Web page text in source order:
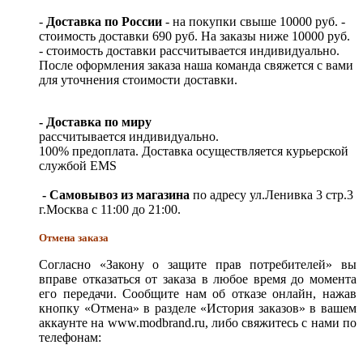
- Доставка по России - на покупки свыше 10000 руб. -
стоимость доставки 690 руб. На заказы ниже 10000 руб.
- стоимость доставки рассчитывается индивидуально.
После оформления заказа наша команда свяжется с вами
для уточнения стоимости доставки.
- Доставка по миру
рассчитывается индивидуально.
100% предоплата. Доставка осуществляется курьерской
службой EMS
- Самовывоз из магазина по адресу ул.Ленивка 3 стр.3
г.Москва с 11:00 до 21:00.
Отмена заказа
Согласно «Закону о защите прав потребителей» вы
вправе отказаться от заказа в любое время до момента
его передачи. Сообщите нам об отказе онлайн, нажав
кнопку «Отмена» в разделе «История заказов» в вашем
аккаунте на www.modbrand.ru, либо свяжитесь с нами по
телефонам: